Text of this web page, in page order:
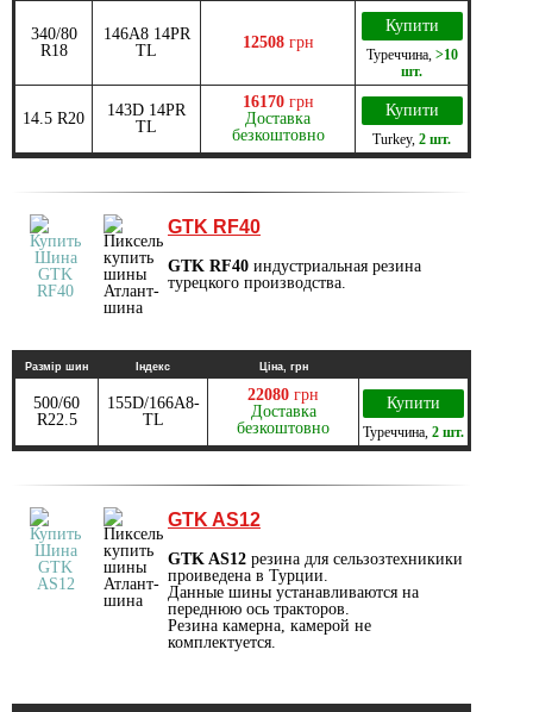
340/80
R18
146А8 14PR
TL
12508 грн
Купити
Туреччина, >10
шт.
14.5 R20
143D 14PR
TL
16170 грн
Доставка
безкоштовно
Купити
Turkey, 2 шт.
GTK RF40
GTK RF40 индустриальная резина
турецкого производства.
Размір шин Індекс Ціна, грн
500/60
R22.5
155D/166A8-
TL
22080 грн
Доставка
безкоштовно
Купити
Туреччина 2 шт.
GTK AS12
GTK AS12 резина для сельзозтехникики
проиведена в Турции.
Данные шины устанавливаются на
переднюю ось тракторов.
Резина камерна, камерой не
комплектуется.